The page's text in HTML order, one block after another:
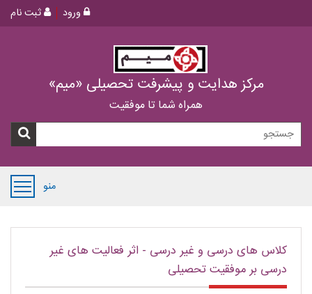
ثبت نام ورود
مرکز هدایت و پیشرفت تحصیلی «میم»
همراه شما تا موفقیت
منو
کلاس های درسی و غیر درسی - اثر فعالیت های غیر
درسی بر موفقیت تحصیلی